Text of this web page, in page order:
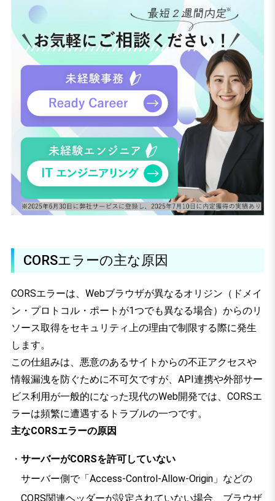
CORSエラーの主な原因
CORSエラーは、Webブラウザが異なるオリジン（ドメイ
ン・プロトコル・ポートが1つでも異なる場合）からのリ
ソース取得をセキュリティ上の理由で制限する際に発生
します。
この仕組みは、悪意のあるサイトからの不正アクセスや
情報漏洩を防ぐために不可欠ですが、API連携や外部サー
ビス利用が一般的になった現代のWeb開発では、CORSエ
ラーは頻繁に遭遇するトラブルの一つです。
主なCORSエラーの原因
サーバーがCORSを許可していない
サーバー側で「Access-Control-Allow-Origin」などの
CORS関連ヘッダーが設定されていない場合、ブラウザ